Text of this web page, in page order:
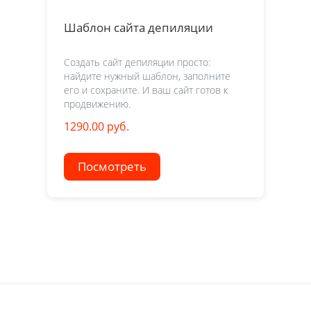
Шаблон сайта депиляции
Создать сайт депиляции просто:
найдите нужный шаблон, заполните
его и сохраните. И ваш сайт готов к
продвижению.
1290.00 руб.
Посмотреть